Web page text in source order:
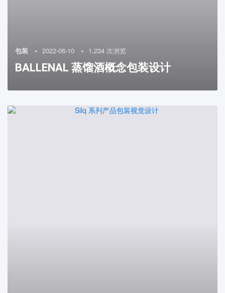
包装 2022-06-10 1,234 次浏览
BALLENAL 蒸馏酒概念包装设计